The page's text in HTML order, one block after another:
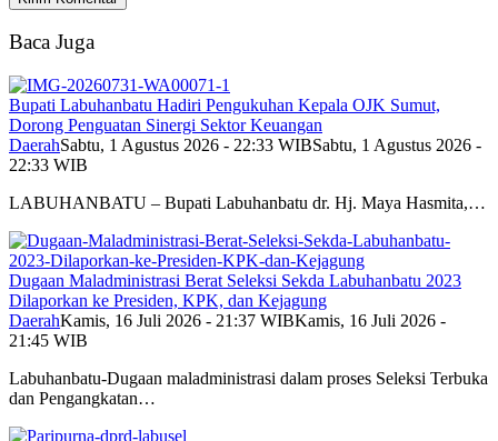
Baca Juga
Bupati Labuhanbatu Hadiri Pengukuhan Kepala OJK Sumut,
Dorong Penguatan Sinergi Sektor Keuangan
DaerahSabtu, 1 Agustus 2026 - 22:33 WIBSabtu, 1 Agustus 2026 -
22:33 WIB
LABUHANBATU – Bupati Labuhanbatu dr. Hj. Maya Hasmita,…
Dugaan Maladministrasi Berat Seleksi Sekda Labuhanbatu 2023
Dilaporkan ke Presiden, KPK, dan Kejagung
DaerahKamis, 16 Juli 2026 - 21:37 WIBKamis, 16 Juli 2026 -
21:45 WIB
Labuhanbatu-Dugaan maladministrasi dalam proses Seleksi Terbuka
dan Pengangkatan…